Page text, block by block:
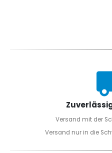
Versand mit der
Versand nur in die